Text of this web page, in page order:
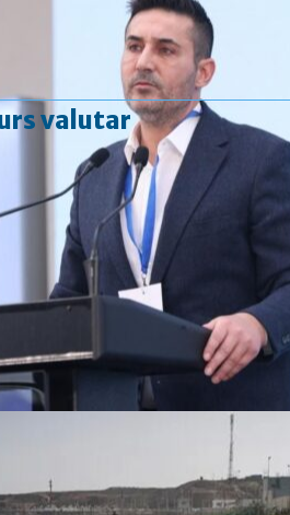
valutar
Curs valutar: 06 Aug 2026
EUR
: 5,2513 RON
+0,0024
USD: 4,5507 RON
+0,0027
CHF
: 5,6221 RON
GBP: 6,1236 RON
-0,0008 ▼
Convertor valutar
»
Rezultat: